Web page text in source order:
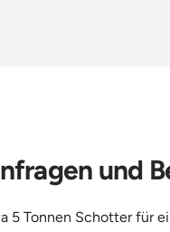
und
5 Tonnen Schotter für